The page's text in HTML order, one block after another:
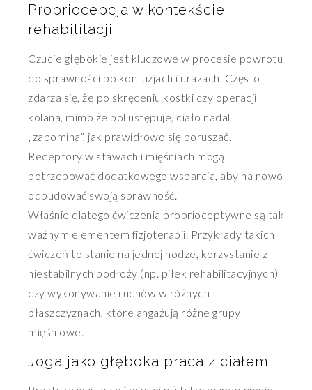
Propriocepcja w kontekście
rehabilitacji
Czucie głębokie jest kluczowe w procesie powrotu
do sprawności po kontuzjach i urazach. Często
zdarza się, że po skręceniu kostki czy operacji
kolana, mimo że ból ustępuje, ciało nadal
„zapomina”, jak prawidłowo się poruszać.
Receptory w stawach i mięśniach mogą
potrzebować dodatkowego wsparcia, aby na nowo
odbudować swoją sprawność.
Właśnie dlatego ćwiczenia proprioceptywne są tak
ważnym elementem fizjoterapii. Przykłady takich
ćwiczeń to stanie na jednej nodze, korzystanie z
niestabilnych podłoży (np. piłek rehabilitacyjnych)
czy wykonywanie ruchów w różnych
płaszczyznach, które angażują różne grupy
mięśniowe.
Joga jako głęboka praca z ciałem